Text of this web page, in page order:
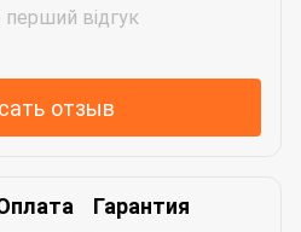
відгук
отзыв
Гарантия